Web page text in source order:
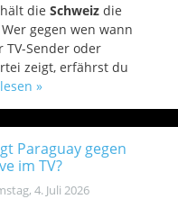
die Schweizdie
gegen wen wann
TV-Sender oder
zeigt, erfährst du
»
Paraguay gegen
im TV?
4. Juli 2026